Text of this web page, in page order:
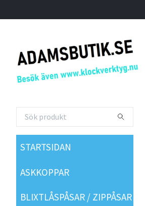
STARTSIDAN
ASKKOPPAR
BLIXTLÅSPÅSAR / ZIPPÅSAR